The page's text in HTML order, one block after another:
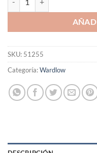
SKU: 51255
Categoría:Wardlow